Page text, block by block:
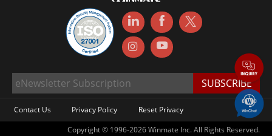
Contact Us Privacy Policy
Reset Privacy
Copyright © 1996-2026 Winmate Inc. All Rights Reserved.